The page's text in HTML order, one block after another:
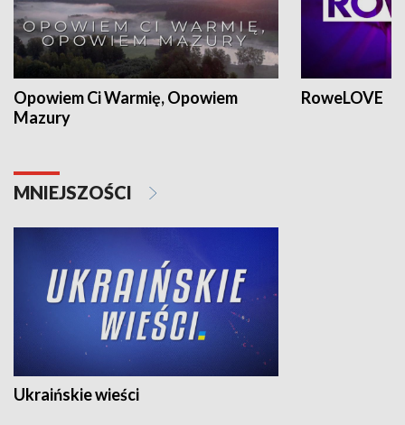
Opowiem Ci Warmię, Opowiem
Mazury
RoweLOVE
MNIEJSZOŚCI
Ukraińskie wieści